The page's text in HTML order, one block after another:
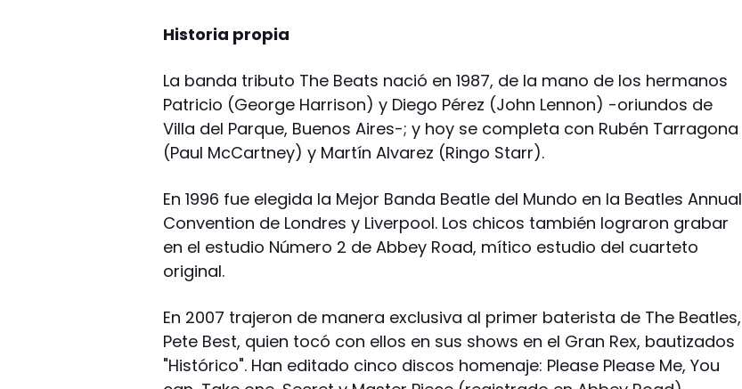
Historia propia
La banda tributo The Beats nació en 1987, de la mano de los hermanos
Patricio (George Harrison) y Diego Pérez (John Lennon) -oriundos de
Villa del Parque, Buenos Aires-; y hoy se completa con Rubén Tarragona
(Paul McCartney) y Martín Alvarez (Ringo Starr).
En 1996 fue elegida la Mejor Banda Beatle del Mundo en la Beatles Annual
Convention de Londres y Liverpool. Los chicos también lograron grabar
en el estudio Número 2 de Abbey Road, mítico estudio del cuarteto
original.
En 2007 trajeron de manera exclusiva al primer baterista de The Beatles,
Pete Best, quien tocó con ellos en sus shows en el Gran Rex, bautizados
"Histórico". Han editado cinco discos homenaje: Please Please Me, You